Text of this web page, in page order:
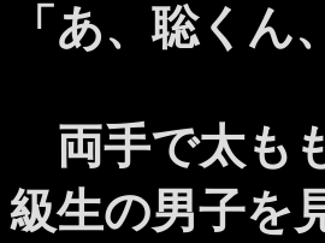
「あ、聡く
両手で太も
級生の男子を